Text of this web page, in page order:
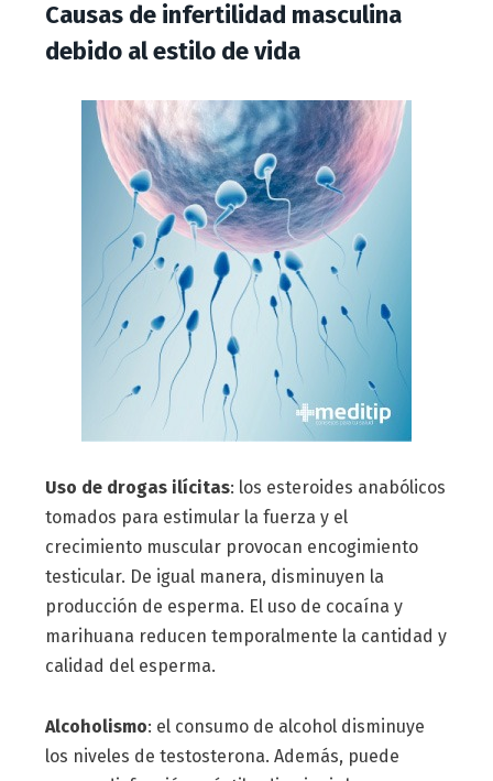
Causas de infertilidad masculina
debido al estilo de vida
Uso de drogas ilícitas: los esteroides anabólicos
tomados para estimular la fuerza y el
crecimiento muscular provocan encogimiento
testicular. De igual manera, disminuyen la
producción de esperma. El uso de cocaína y
marihuana reducen temporalmente la cantidad y
calidad del esperma.
Alcoholismo: el consumo de alcohol disminuye
los niveles de testosterona. Además, puede